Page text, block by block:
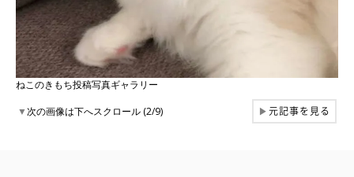
ねこのきもち投稿写真ギャラリー
▼次の画像は下へスクロール (2/9) ▶元記事を見る